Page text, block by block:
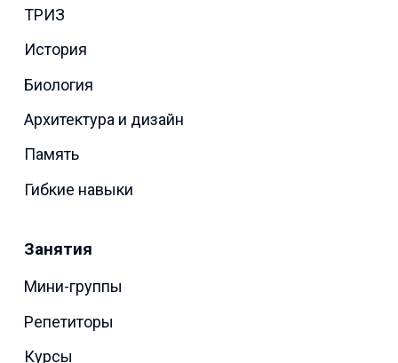
ТРИЗ
История
Биология
Архитектура и дизайн
Память
Гибкие навыки
Занятия
Мини-группы
Репетиторы
Курсы